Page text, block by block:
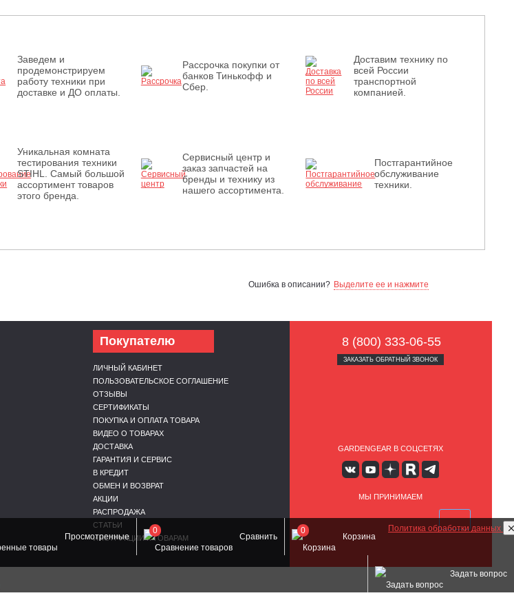
Заведем и
продемонстрируем
работу техники при
доставке и ДО оплаты.
Рассрочка покупки от
банков Тинькофф и
Сбер.
Доставим технику по
всей России
транспортной
компанией.
Уникальная комната
тестирования техники
STIHL. Самый большой
ассортимент товаров
этого бренда.
Сервисный центр и
заказ запчастей на
бренды и технику из
нашего ассортимента.
Постгарантийное
обслуживание
техники.
Ошибка в описании? Выделите ее и нажмите
Покупателю
ЛИЧНЫЙ КАБИНЕТ
ПОЛЬЗОВАТЕЛЬСКОЕ СОГЛАШЕНИЕ
ОТЗЫВЫ
СЕРТИФИКАТЫ
ПОКУПКА И ОПЛАТА ТОВАРА
ВИДЕО О ТОВАРАХ
ДОСТАВКА
ГАРАНТИЯ И СЕРВИС
В КРЕДИТ
ОБМЕН И ВОЗВРАТ
АКЦИИ
РАСПРОДАЖА
СТАТЬИ
ИНСТРУКЦИИ К ТОВАРАМ
8 (800) 333-06-55
ЗАКАЗАТЬ ОБРАТНЫЙ ЗВОНОК
GARDENGEAR В СОЦСЕТЯХ
МЫ ПРИНИМАЕМ
Политика обработки данных
Корзина
0
Сравнить
0
Просмотренные
Задать вопрос